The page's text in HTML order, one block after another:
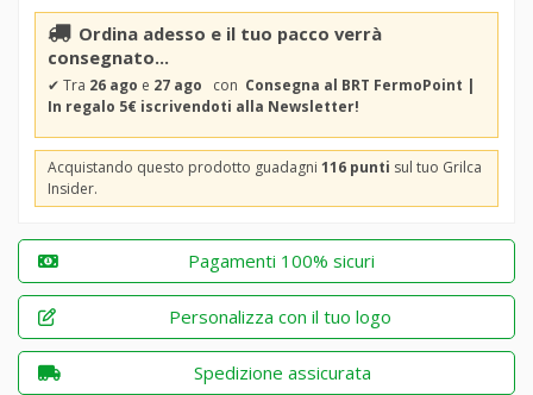
Ordina adesso e il tuo pacco verrà
consegnato...
✔ Tra 26 ago e 27 ago con Consegna al BRT FermoPoint |
In regalo 5€ iscrivendoti alla Newsletter!
Acquistando questo prodotto guadagni 116 punti sul tuo Grilca
Insider.
Pagamenti 100% sicuri
Personalizza con il tuo logo
Spedizione assicurata